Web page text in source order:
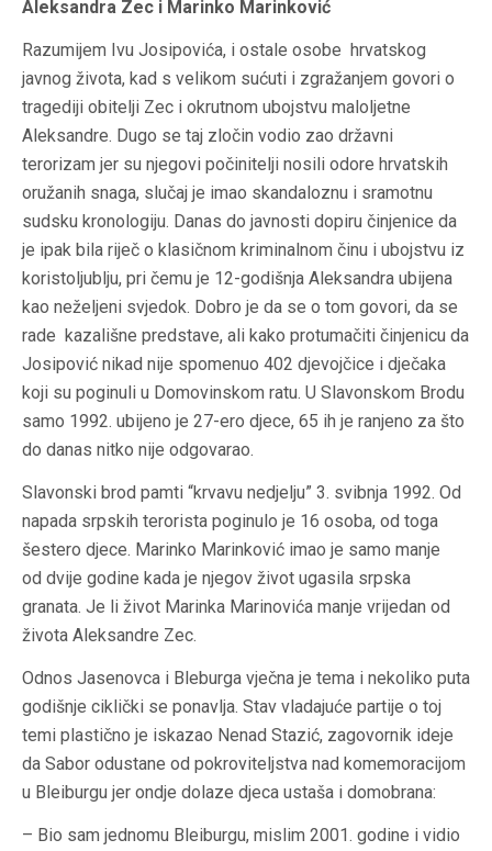
Aleksandra Zec i Marinko Marinković
Razumijem Ivu Josipovića, i ostale osobe hrvatskog
javnog života, kad s velikom sućuti i zgražanjem govori o
tragediji obitelji Zec i okrutnom ubojstvu maloljetne
Aleksandre. Dugo se taj zločin vodio zao državni
terorizam jer su njegovi počinitelji nosili odore hrvatskih
oružanih snaga, slučaj je imao skandaloznu i sramotnu
sudsku kronologiju. Danas do javnosti dopiru činjenice da
je ipak bila riječ o klasičnom kriminalnom činu i ubojstvu iz
koristoljublju, pri čemu je 12-godišnja Aleksandra ubijena
kao neželjeni svjedok. Dobro je da se o tom govori, da se
rade kazališne predstave, ali kako protumačiti činjenicu da
Josipović nikad nije spomenuo 402 djevojčice i dječaka
koji su poginuli u Domovinskom ratu. U Slavonskom Brodu
samo 1992. ubijeno je 27-ero djece, 65 ih je ranjeno za što
do danas nitko nije odgovarao.
Slavonski brod pamti “krvavu nedjelju” 3. svibnja 1992. Od
napada srpskih terorista poginulo je 16 osoba, od toga
šestero djece. Marinko Marinković imao je samo manje
od dvije godine kada je njegov život ugasila srpska
granata. Je li život Marinka Marinovića manje vrijedan od
života Aleksandre Zec.
Odnos Jasenovca i Bleburga vječna je tema i nekoliko puta
godišnje ciklički se ponavlja. Stav vladajuće partije o toj
temi plastično je iskazao Nenad Stazić, zagovornik ideje
da Sabor odustane od pokroviteljstva nad komemoracijom
u Bleiburgu jer ondje dolaze djeca ustaša i domobrana:
– Bio sam jednomu Bleiburgu, mislim 2001. godine i vidio